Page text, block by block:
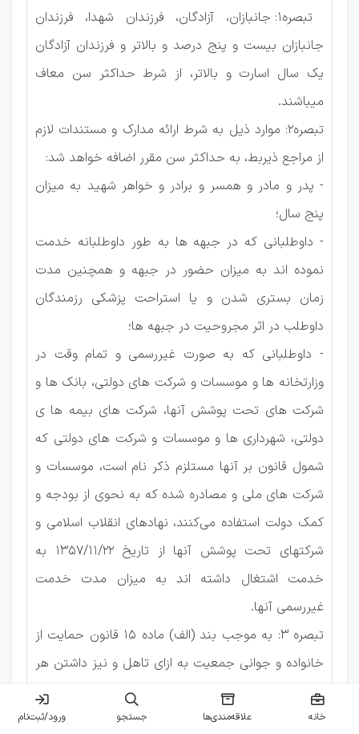
تبصره۱: جانبازان، آزادگان، فرزندان شهدا، فرزندان
جانبازان بیست و پنج درصد و بالاتر و فرزندان آزادگان
یک سال اسارت و بالاتر، از شرط حداکثر سن معاف
میباشند.
تبصره۲: موارد ذیل به شرط ارائه مدارک و مستندات لازم
از مراجع ذیربط، به حداکثر سن مقرر اضافه خواهد شد:
- پدر و مادر و همسر و برادر و خواهر شهید به میزان
پنج سال؛
- داوطلبانی که در جبهه ها به طور داوطلبانه خدمت
نموده اند به میزان حضور در جبهه و همچنین مدت
زمان بستری شدن و یا استراحت پزشکی رزمندگان
داوطلب در اثر مجروحیت در جبهه ها؛
- داوطلبانی که به صورت غیررسمی و تمام وقت در
وزارتخانه ها و موسسات و شرکت های دولتی، بانک ها و
شرکت های تحت پوشش آنها، شرکت های بیمه ها ی
دولتی، شهرداری ها و موسسات و شرکت های دولتی که
شمول قانون بر آنها مستلزم ذکر نام است، موسسات و
شرکت های ملی و مصادره شده که به نحوی از بودجه و
کمک دولت استفاده می‌کنند، نهادهای انقلاب اسلامی و
شرکتهای تحت پوشش آنها از تاریخ ۱۳۵۷/۱۱/۲۲ به
خدمت اشتغال داشته اند به میزان مدت خدمت
غیررسمی آنها.
تبصره ۳: به موجب بند (الف) ماده ۱۵ قانون حمایت از
خانواده و جوانی جمعیت به ازای تاهل و نیز داشتن هر
فرزند، یکسال به سقف محدوده سنی داوطلب که در
متن دفترچه راهنمای ثبت نام درج گردیده، اضافه خواهد
خانه علاقه‌مندی‌ها جستجو ورود/ثبت‌نام